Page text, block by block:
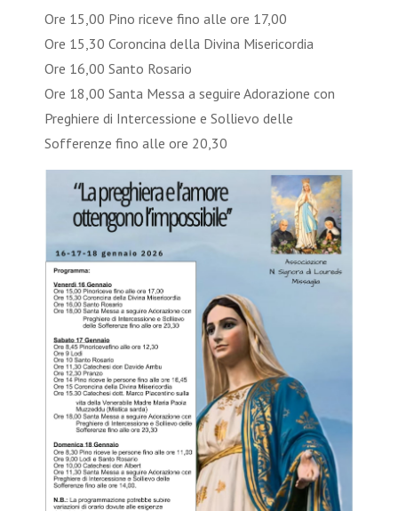
Ore 15,00 Pino riceve fino alle ore 17,00
Ore 15,30 Coroncina della Divina Misericordia
Ore 16,00 Santo Rosario
Ore 18,00 Santa Messa a seguire Adorazione con
Preghiere di Intercessione e Sollievo delle
Sofferenze fino alle ore 20,30